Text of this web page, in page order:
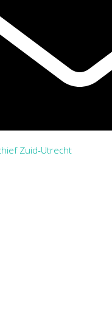
Zuid-Utrecht